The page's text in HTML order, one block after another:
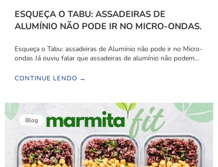
ESQUEÇA O TABU: ASSADEIRAS DE
ALUMÍNIO NÃO PODE IR NO MICRO-ONDAS.
Esqueça o Tabu: assadeiras de Alumínio não pode ir no Micro-
ondas Já ouviu falar que assadeiras de alumínio não podem…
CONTINUE LENDO →
Blog